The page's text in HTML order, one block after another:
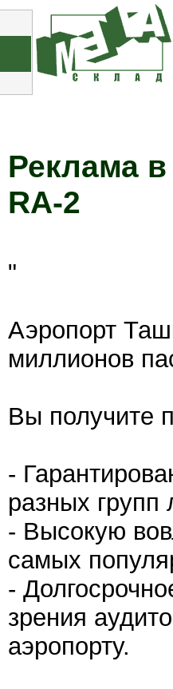
Реклама в
RA-2
"
Аэропорт
миллионов
Вы получите
-
разных групп
- Высокую
самых
-
зрения
аэропорту.